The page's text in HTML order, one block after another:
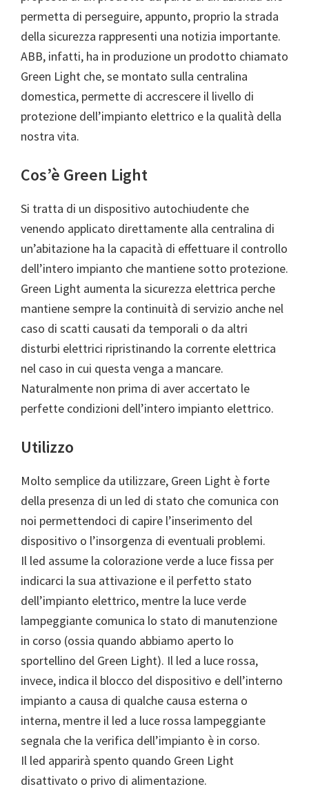
permetta di perseguire, appunto, proprio la strada
della sicurezza rappresenti una notizia importante.
ABB, infatti, ha in produzione un prodotto chiamato
Green Light che, se montato sulla centralina
domestica, permette di accrescere il livello di
protezione dell’impianto elettrico e la qualità della
nostra vita.
Cos’è Green Light
Si tratta di un dispositivo autochiudente che
venendo applicato direttamente alla centralina di
un’abitazione ha la capacità di effettuare il controllo
dell’intero impianto che mantiene sotto protezione.
Green Light aumenta la sicurezza elettrica perche
mantiene sempre la continuità di servizio anche nel
caso di scatti causati da temporali o da altri
disturbi elettrici ripristinando la corrente elettrica
nel caso in cui questa venga a mancare.
Naturalmente non prima di aver accertato le
perfette condizioni dell’intero impianto elettrico.
Utilizzo
Molto semplice da utilizzare, Green Light è forte
della presenza di un led di stato che comunica con
noi permettendoci di capire l’inserimento del
dispositivo o l’insorgenza di eventuali problemi.
Il led assume la colorazione verde a luce fissa per
indicarci la sua attivazione e il perfetto stato
dell’impianto elettrico, mentre la luce verde
lampeggiante comunica lo stato di manutenzione
in corso (ossia quando abbiamo aperto lo
sportellino del Green Light). Il led a luce rossa,
invece, indica il blocco del dispositivo e dell’interno
impianto a causa di qualche causa esterna o
interna, mentre il led a luce rossa lampeggiante
segnala che la verifica dell’impianto è in corso.
Il led apparirà spento quando Green Light
disattivato o privo di alimentazione.